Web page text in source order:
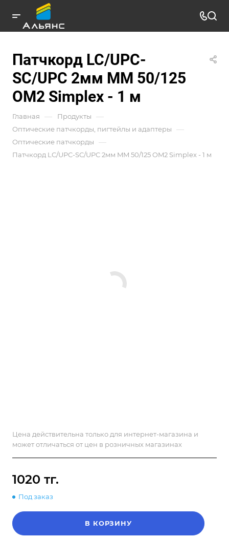
Патчкорд LC/UPC-
SC/UPC 2мм MM 50/125
OM2 Simplex - 1 м
Главная — Продукты —
Оптические патчкорды, пигтейлы и адаптеры —
Оптические патчкорды —
Патчкорд LC/UPC-SC/UPC 2мм MM 50/125 OM2 Simplex - 1 м
Цена действительна только для интернет-магазина и
может отличаться от цен в розничных магазинах
1020 тг.
Под заказ
В КОРЗИНУ